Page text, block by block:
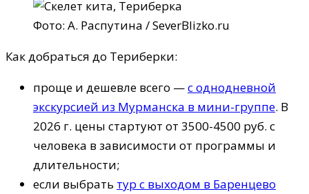
Фото: А. Распутина / SeverBlizko.ru
Как добраться до Териберки:
проще и дешевле всего —с однодневной
экскурсией из Мурманска в мини-группе. В
2026 г. цены стартуют от 3500-4500 руб. с
человека в зависимости от программы и
длительности;
если выбрать тур с выходом в Баренцево